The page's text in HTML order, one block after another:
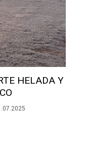
ÍNDOLE
VARELA